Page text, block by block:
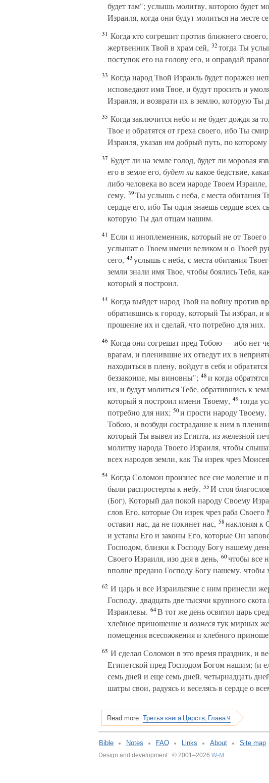
будет там"; услышь молитву, которою будет
Израиля, когда они будут молиться на месте
31 Когда кто согрешит против ближнего
жертвенник Твой в храм сей, 32тогда Ты
поступок его на голову его, и оправдай
33 Когда народ Твой Израиль будет поражен
исповедают имя Твое, и будут просить и
Израиля, и возврати их в землю, которую Ты
35 Когда заключится небо и не будет дождя за
Твое и обратятся от греха своего, ибо Ты
Израиля, указав им добрый путь, по
37 Будет ли на земле голод, будет ли моровая
его в земле его, будет ликакое бедствие,
либо человека во всем народе Твоем
сему, 39Ты услышь с неба, с места обитания
сердце его, ибо Ты один знаешь сердце всех
которую Ты дал отцам нашим.
41 Если и иноплеменник, который не от
услышат о Твоем имени великом и о Твоей
сего, 43услышь с неба, с места обитания
земли знали имя Твое, чтобы боялись Тебя,
который я построил.
44 Когда выйдет народ Твой на войну против
обратившись к городу, который Ты избрал,
прошение их и сделай, что потребно для них.
46 Когда они согрешат пред Тобою — ибо нет
врагам, и пленившие их отведут их в
находиться в плену, войдут в себя и
беззаконие, мы виновны"; 48и когда
их, и будут молиться Тебе, обратившись к
который я построил имени Твоему, 49тогда
потребно для них; 50и прости народу Твоему,
Тобою, и возбуди сострадание к ним в
который Ты вывел из Египта, из железной
молитву народа Твоего Израиля, чтобы
всех народов земли, как Ты изрек чрез
54 Когда Соломон произнес все сие моление и
были распростерты к небу. 55И стоя
(Бог), Который дал покой народу Своему
слов Его, которые Он изрек чрез раба Своего
оставит нас, да не покинет нас, 58наклоняя к
и уставы Его и законы Его, которые Он
Господом, близки к Господу Богу нашему
Своего Израиля, изо дня в день, 60чтобы все
вполне предано Господу Богу нашему, чтобы
62 И царь и все Израильтяне с ним принесли
Господу, двадцать две тысячи крупного
Израилевы. 64В тот же день освятил царь
хлебное приношение и вознесятук мирных
помещения всесожжения и хлебного
65 И сделал Соломон в это время праздник, и
Египетской пред Господом Богом нашим; (и
семь дней и еще семь дней, четырнадцать
шатры свои, радуясь и веселясь в сердце о
Read more: Третья книга Царств, Глава 9
Bible Notes FAQ Links About Site map
Design and development: © 2001–2026 W-M